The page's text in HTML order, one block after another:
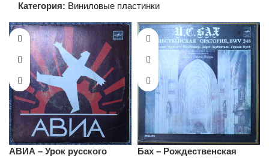
Категория: Виниловые пластинки
АВИА – Урок русского
Бах – Рождественская